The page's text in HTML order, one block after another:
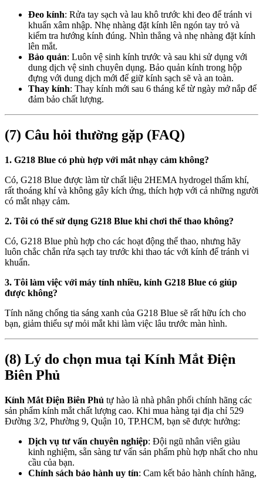
Đeo kính: Rửa tay sạch và lau khô trước khi đeo để tránh vi
khuẩn xâm nhập. Nhẹ nhàng đặt kính lên ngón tay trỏ và
kiểm tra hướng kính đúng. Nhìn thẳng và nhẹ nhàng đặt kính
lên mắt.
Bảo quản: Luôn vệ sinh kính trước và sau khi sử dụng với
dung dịch vệ sinh chuyên dụng. Bảo quản kính trong hộp
đựng với dung dịch mới để giữ kính sạch sẽ và an toàn.
Thay kính: Thay kính mới sau 6 tháng kể từ ngày mở nắp để
đảm bảo chất lượng.
(7) Câu hỏi thường gặp (FAQ)
1. G218 Blue có phù hợp với mắt nhạy cảm không?
Có, G218 Blue được làm từ chất liệu 2HEMA hydrogel thấm khí,
rất thoáng khí và không gây kích ứng, thích hợp với cả những người
có mắt nhạy cảm.
2. Tôi có thể sử dụng G218 Blue khi chơi thể thao không?
Có, G218 Blue phù hợp cho các hoạt động thể thao, nhưng hãy
luôn chắc chắn rửa sạch tay trước khi thao tác với kính để tránh vi
khuẩn.
3. Tôi làm việc với máy tính nhiều, kính G218 Blue có giúp
được không?
Tính năng chống tia sáng xanh của G218 Blue sẽ rất hữu ích cho
bạn, giảm thiểu sự mỏi mắt khi làm việc lâu trước màn hình.
(8) Lý do chọn mua tại Kính Mắt Điện
Biên Phủ
Kính Mắt Điện Biên Phủ tự hào là nhà phân phối chính hãng các
sản phẩm kính mắt chất lượng cao. Khi mua hàng tại địa chỉ 529
Đường 3/2, Phường 9, Quận 10, TP.HCM, bạn sẽ được hưởng:
Dịch vụ tư vấn chuyên nghiệp: Đội ngũ nhân viên giàu
kinh nghiệm, sẵn sàng tư vấn sản phẩm phù hợp nhất cho nhu
cầu của bạn.
Chính sách bảo hành uy tín: Cam kết bảo hành chính hãng,